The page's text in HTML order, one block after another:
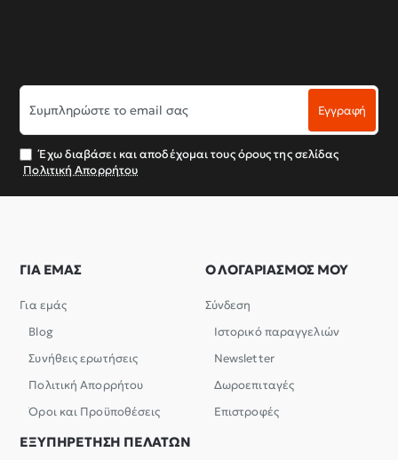
Συμπληρώστε
το
email
σας
Εγγραφή
Έχω διαβάσει και αποδέχομαι τους όρους της σελίδας
Πολιτική Απορρήτου
ΓΙΑ ΕΜΑΣ
Για εμάς
Blog
Συνήθεις ερωτήσεις
Πολιτική Απορρήτου
Όροι και Προϋποθέσεις
Ο ΛΟΓΑΡΙΑΣΜΟΣ ΜΟΥ
Σύνδεση
Ιστορικό παραγγελιών
Newsletter
Δωροεπιταγές
Επιστροφές
ΕΞΥΠΗΡΕΤΗΣΗ ΠΕΛΑΤΩΝ